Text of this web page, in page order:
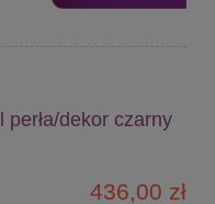
dekor czarny
436,00 zł